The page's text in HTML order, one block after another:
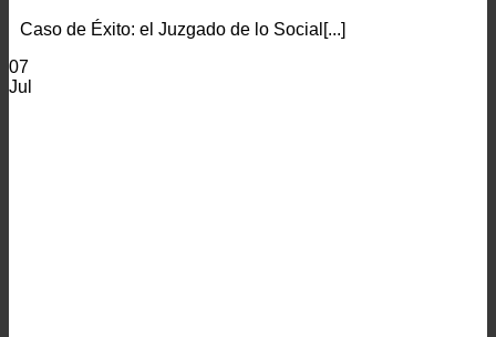
Caso de Éxito: el Juzgado de lo Social[...]
07
Jul